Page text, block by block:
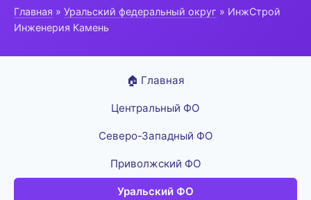
Главная » Уральский федеральный округ » ИнжСтрой
Инженерия Камень
🏠 Главная
Центральный ФО
Северо-Западный ФО
Приволжский ФО
Уральский ФО